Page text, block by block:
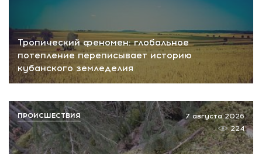
Тропический феномен: глобальное
потепление переписывает историю
кубанского земледелия
7 августа 2026
224
ПРОИСШЕСТВИЯ